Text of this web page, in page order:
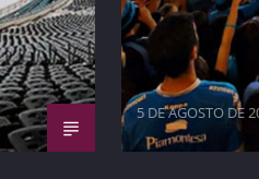
5 DE AGOSTO DE